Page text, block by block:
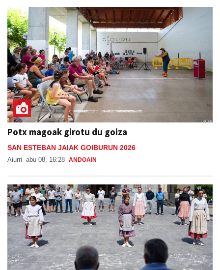
Potx magoak girotu du goiza
SAN ESTEBAN JAIAK GOIBURUN 2026
Aiurri abu 08, 16:28 ANDOAIN